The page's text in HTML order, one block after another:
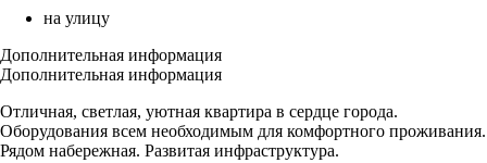
на улицу
Дополнительная информация
Дополнительная информация
Отличная, светлая, уютная квартира в сердце города.
Оборудования всем необходимым для комфортного проживания.
Рядом набережная. Развитая инфраструктура.